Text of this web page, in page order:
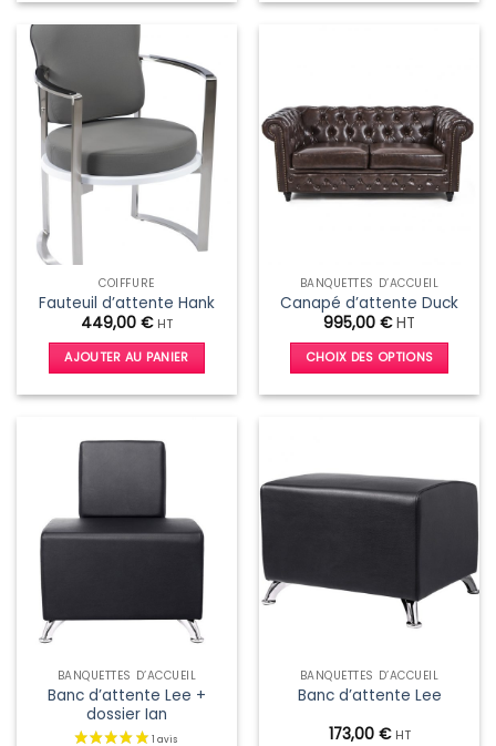
COIFFURE
Fauteuil d’attente Hank
449,00 € HT
AJOUTER AU PANIER
BANQUETTES D’ACCUEIL
Canapé d’attente Duck
995,00 €HT
CHOIX DES OPTIONS
variations.
Les
choisies
du
BANQUETTES D’ACCUEIL
Banc d’attente Lee +
dossier Ian
BANQUETTES D’ACCUEIL
Banc d’attente Lee
173,00 € HT